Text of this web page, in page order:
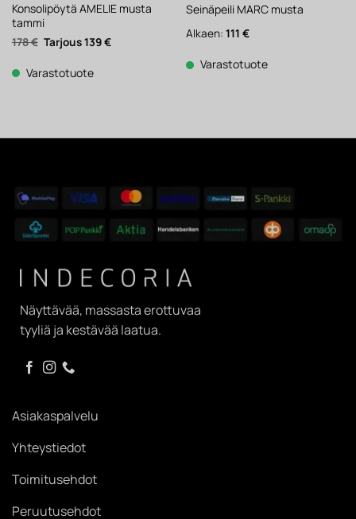
Konsolipöytä AMELIE musta
tammi
178€ Alkuperäinen
hinta
178 €.
139€Nykyinen
Varastotuote
Seinäpeili MARC musta
Alkaen: 111 €
Varastotuote
Näyttävää, massasta erottuvaa
tyyliä ja kestävää laatua.
Asiakaspalvelu
Yhteystiedot
Toimitusehdot
Peruutusehdot